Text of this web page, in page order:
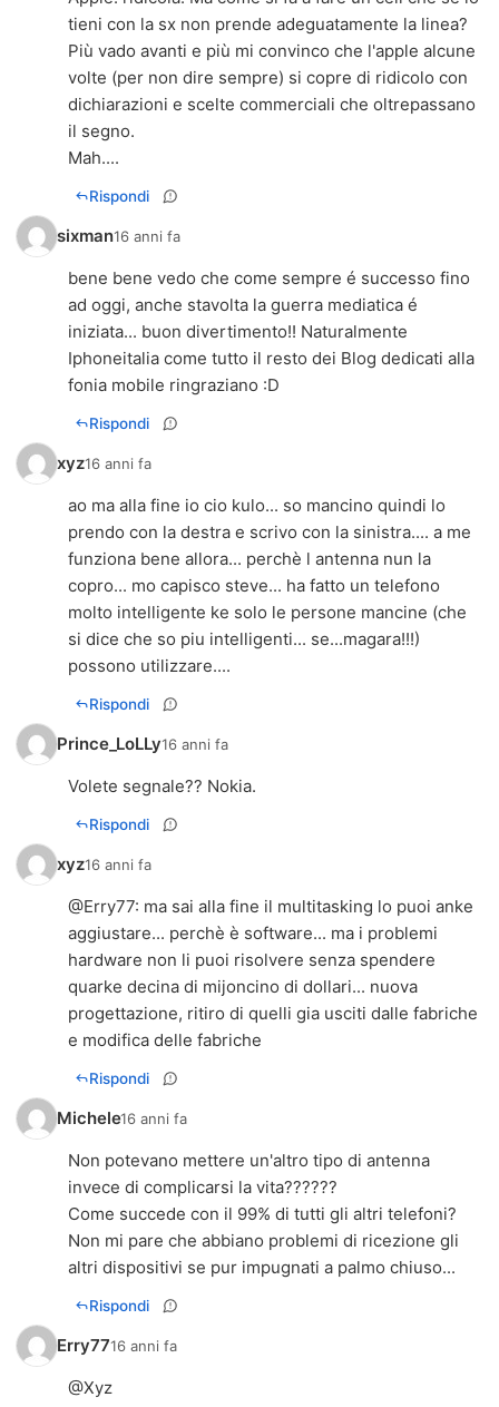
tieni con la sx non prende adeguatamente la linea?
Più vado avanti e più mi convinco che l'apple alcune
volte (per non dire sempre) si copre di ridicolo con
dichiarazioni e scelte commerciali che oltrepassano
il segno.
Mah....
Rispondi
sixman16 anni fa
bene bene vedo che come sempre é successo fino
ad oggi, anche stavolta la guerra mediatica é
iniziata... buon divertimento!! Naturalmente
Iphoneitalia come tutto il resto dei Blog dedicati alla
fonia mobile ringraziano :D
Rispondi
xyz16 anni fa
ao ma alla fine io cio kulo... so mancino quindi lo
prendo con la destra e scrivo con la sinistra.... a me
funziona bene allora... perchè l antenna nun la
copro... mo capisco steve... ha fatto un telefono
molto intelligente ke solo le persone mancine (che
si dice che so piu intelligenti... se...magara!!!)
possono utilizzare....
Rispondi
Prince_LoLLy16 anni fa
Volete segnale?? Nokia.
Rispondi
xyz16 anni fa
@Erry77: ma sai alla fine il multitasking lo puoi anke
aggiustare... perchè è software... ma i problemi
hardware non li puoi risolvere senza spendere
quarke decina di mijoncino di dollari... nuova
progettazione, ritiro di quelli gia usciti dalle fabriche
e modifica delle fabriche
Rispondi
Michele16 anni fa
Non potevano mettere un'altro tipo di antenna
invece di complicarsi la vita??????
Come succede con il 99% di tutti gli altri telefoni?
Non mi pare che abbiano problemi di ricezione gli
altri dispositivi se pur impugnati a palmo chiuso...
Rispondi
Erry7716 anni fa
@Xyz